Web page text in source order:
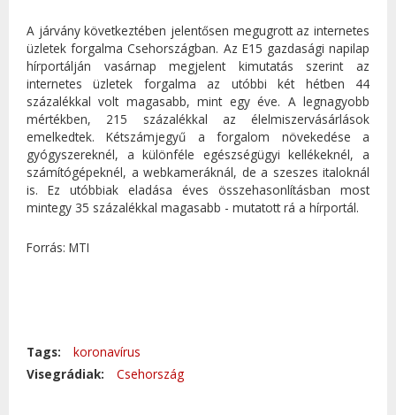
A járvány következtében jelentősen megugrott az internetes
üzletek forgalma Csehországban. Az E15 gazdasági napilap
hírportálján vasárnap megjelent kimutatás szerint az
internetes üzletek forgalma az utóbbi két hétben 44
százalékkal volt magasabb, mint egy éve. A legnagyobb
mértékben, 215 százalékkal az élelmiszervásárlások
emelkedtek. Kétszámjegyű a forgalom növekedése a
gyógyszereknél, a különféle egészségügyi kellékeknél, a
számítógépeknél, a webkameráknál, de a szeszes italoknál
is. Ez utóbbiak eladása éves összehasonlításban most
mintegy 35 százalékkal magasabb - mutatott rá a hírportál.
Forrás: MTI
Tags:
koronavírus
Visegrádiak:
Csehország